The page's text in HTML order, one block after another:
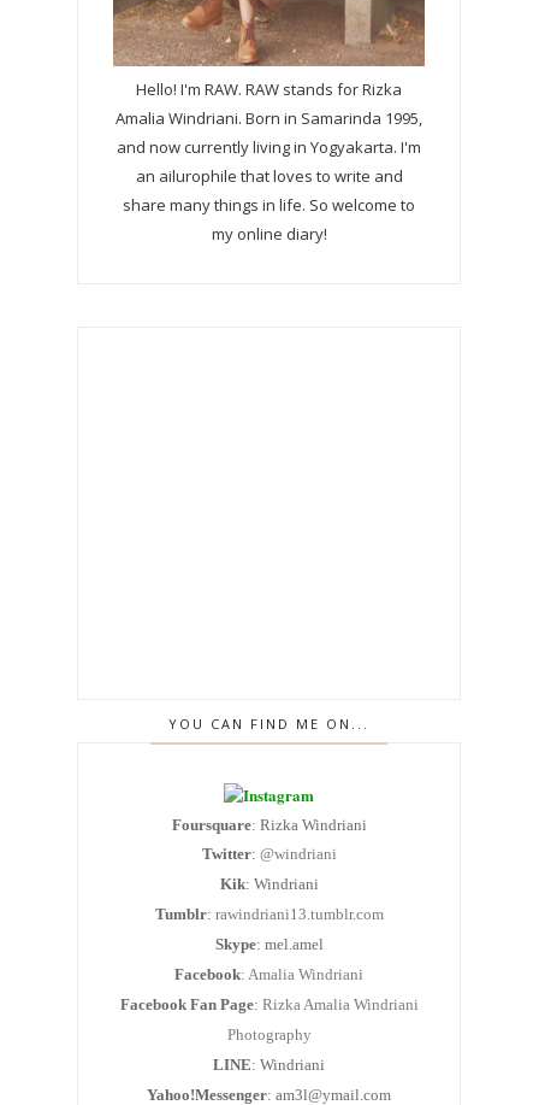
Hello! I'm RAW. RAW stands for Rizka
Amalia Windriani. Born in Samarinda 1995,
and now currently living in Yogyakarta. I'm
an ailurophile that loves to write and
share many things in life. So welcome to
my online diary!
YOU CAN FIND ME ON...
Foursquare: Rizka Windriani
Twitter: @windriani
Kik: Windriani
Tumblr: rawindriani13.tumblr.com
Skype: mel.amel
Facebook: Amalia Windriani
Facebook Fan Page: Rizka Amalia Windriani
Photography
LINE: Windriani
Yahoo!Messenger: am3l@ymail.com